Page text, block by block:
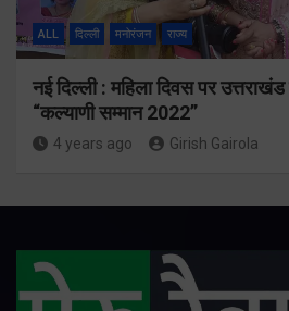
ALL दिल्ली मनोरंजन राज्य
नई दिल्ली : महिला दिवस पर
“कल्याणी सम्मान 2022”
4 years ago Girish Gairola